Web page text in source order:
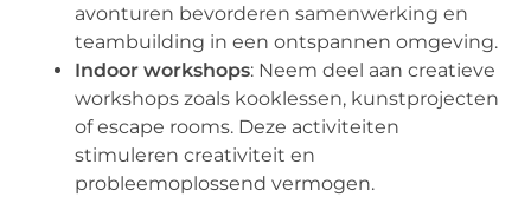
avonturen bevorderen samenwerking en
teambuilding in een ontspannen omgeving.
Indoor workshops: Neem deel aan creatieve
workshops zoals kooklessen, kunstprojecten
of escape rooms. Deze activiteiten
stimuleren creativiteit en
probleemoplossend vermogen.